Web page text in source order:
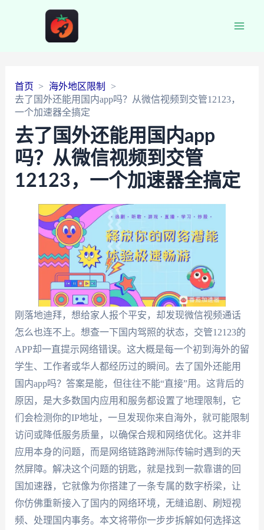
首页
海外地区限制
去了国外还能用国内app吗？从微信视频到交管12123，
一个加速器全搞定
去了国外还能用国内app
吗？从微信视频到交管
12123，一个加速器全搞定
刚落地迪拜，想给家人报个平安，却发现微信视频通话
怎么也连不上。想查一下国内驾照的状态，交管12123的
APP却一直提示网络错误。这大概是每一个初到海外的留
学生、工作者或华人都经历过的瞬间。去了国外还能用
国内app吗？答案是能，但往往不能“直接”用。这背后的
原因，是大多数国内应用和服务都设置了地理限制，它
们会检测你的IP地址，一旦发现你来自海外，就可能限制
访问或降低服务质量，以确保合规和网络优化。这并非
应用本身的问题，而是网络链路跨洲际传输时遇到的天
然屏障。解决这个问题的钥匙，就是找到一款靠谱的回
国加速器，它就像为你搭建了一条专属的数字桥梁，让
你仿佛重新接入了国内的网络环境，无缝追剧、刷短视
频、处理国内事务。本文将带你一步步拆解如何选择这